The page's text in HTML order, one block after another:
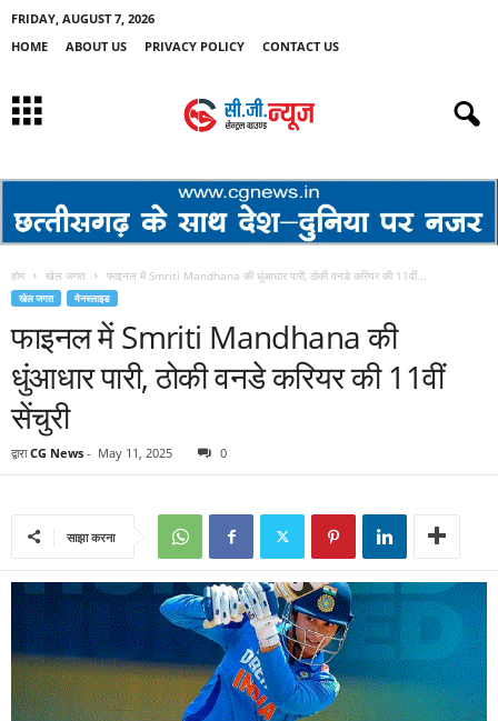
FRIDAY, AUGUST 7, 2026
HOME
ABOUT US PRIVACY POLICY CONTACT US
होम खेल जगत फाइनल में Smriti Mandhana की धुंआधार पारी, ठोकी वनडे करियर की 11वीं...
खेल जगत मेनस्लाइड
फाइनल में Smriti Mandhana की
धुंआधार पारी, ठोकी वनडे करियर की 11वीं
सेंचुरी
द्वारा CG News - May 11, 2025 0
साझा करना